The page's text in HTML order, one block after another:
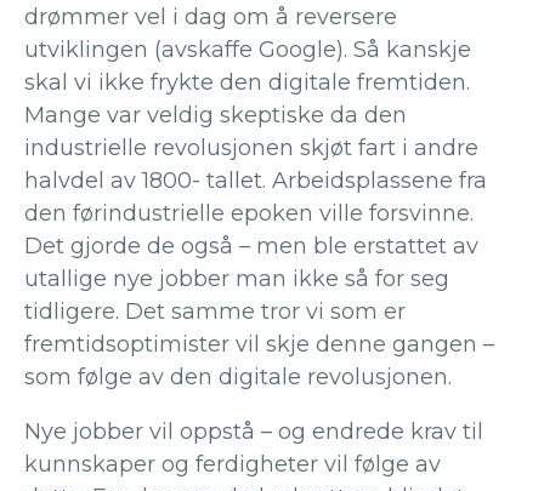
drømmer vel i dag om å reversere
utviklingen (avskaffe Google). Så kanskje
skal vi ikke frykte den digitale fremtiden.
Mange var veldig skeptiske da den
industrielle revolusjonen skjøt fart i andre
halvdel av 1800- tallet. Arbeidsplassene fra
den førindustrielle epoken ville forsvinne.
Det gjorde de også – men ble erstattet av
utallige nye jobber man ikke så for seg
tidligere. Det samme tror vi som er
fremtidsoptimister vil skje denne gangen –
som følge av den digitale revolusjonen.
Nye jobber vil oppstå – og endrede krav til
kunnskaper og ferdigheter vil følge av